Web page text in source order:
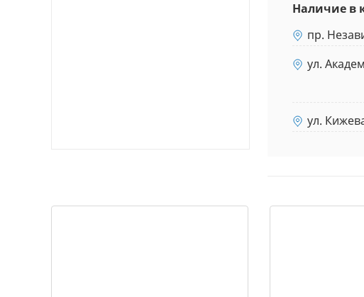
Наличие в
пр.
ул.
ул.